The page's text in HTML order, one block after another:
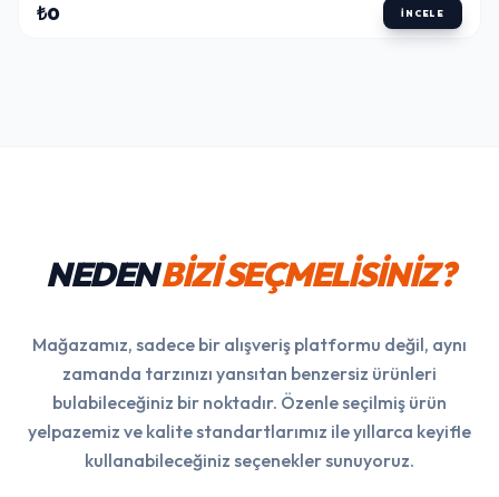
₺0 İNCELE
NEDENBİZİ SEÇMELİSİNİZ?
Mağazamız, sadece bir alışveriş platformu değil, aynı
zamanda tarzınızı yansıtan benzersiz ürünleri
bulabileceğiniz bir noktadır. Özenle seçilmiş ürün
yelpazemiz ve kalite standartlarımız ile yıllarca keyifle
kullanabileceğiniz seçenekler sunuyoruz.